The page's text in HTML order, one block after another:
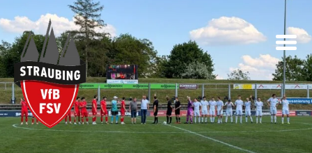
to
content